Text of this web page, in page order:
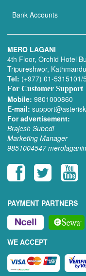
Bank Accounts
MERO LAGANI
4th Floor, Orchid Hotel
Tripureshwor,
Tel: (+977) 01-5315101/
For Customer Support
Mobile: 9801000860
E-mail:
For advertisement:
Brajesh Subedi
Marketing Manager
9851004547
PAYMENT PARTNERS
WE ACCEPT